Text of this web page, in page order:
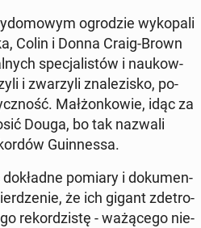
ogro­dzie wy­ko­pa­li
Colin i Donna Craig-Brown
spe­cja­li­stów i na­ukow­
i zwa­rzy­li zna­le­zi­sko, po­
Mał­żon­ko­wie, idąc za
Douga, bo tak nazwali
Gu­in­nes­sa.
do­kład­ne pomiary i do­ku­men­
że ich gigant zde­tro­
re­kor­dzi­stę - wa­żą­ce­go nie­